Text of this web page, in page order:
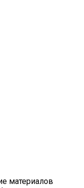
материалов